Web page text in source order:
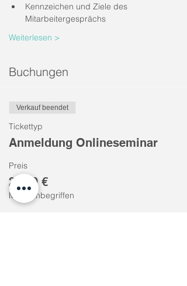
Kennzeichen und Ziele des
Mitarbeitergesprächs
Weiterlesen >
Buchungen
Verkauf beendet
Tickettyp
Anmeldung Onlineseminar
Preis
29,00 €
MwSt. inbegriffen